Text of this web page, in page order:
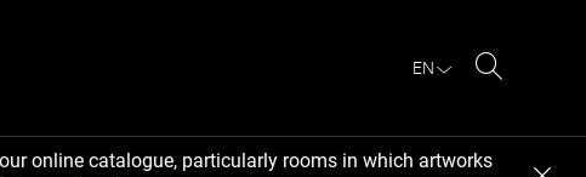
EN
online catalogue, particularly rooms in which artworks